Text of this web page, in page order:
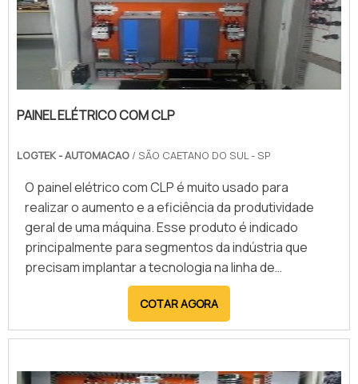
PAINEL ELÉTRICO COM CLP
LOGTEK - AUTOMACAO / SÃO CAETANO DO SUL - SP
O painel elétrico com CLP é muito usado para
realizar o aumento e a eficiência da produtividade
geral de uma máquina. Esse produto é indicado
principalmente para segmentos da indústria que
precisam implantar a tecnologia na linha de
produção.Definida como Controlador Lógico
Programável, o CLP é um componente que faz o
gerenciamento da lógica e dos comandos
produção. E este painel elétr...
COTAR AGORA